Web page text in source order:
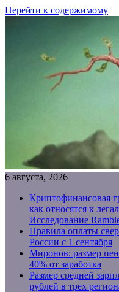
Перейти к содержимому
6 августа, 2026
Криптофинансовая
как относятся к
Исследование
Правила оплаты
России с 1 сентября
Миронов: размер
40% от заработка
Размер средней
рублей в трех